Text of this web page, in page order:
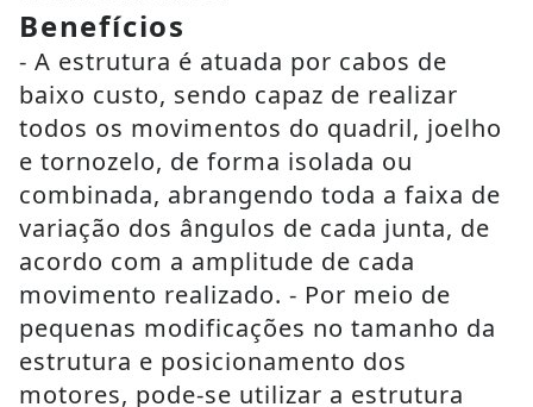
Benefícios
- A estrutura é atuada por cabos de
baixo custo, sendo capaz de realizar
todos os movimentos do quadril, joelho
e tornozelo, de forma isolada ou
combinada, abrangendo toda a faixa de
variação dos ângulos de cada junta, de
acordo com a amplitude de cada
movimento realizado. - Por meio de
pequenas modificações no tamanho da
estrutura e posicionamento dos
motores, pode-se utilizar a estrutura